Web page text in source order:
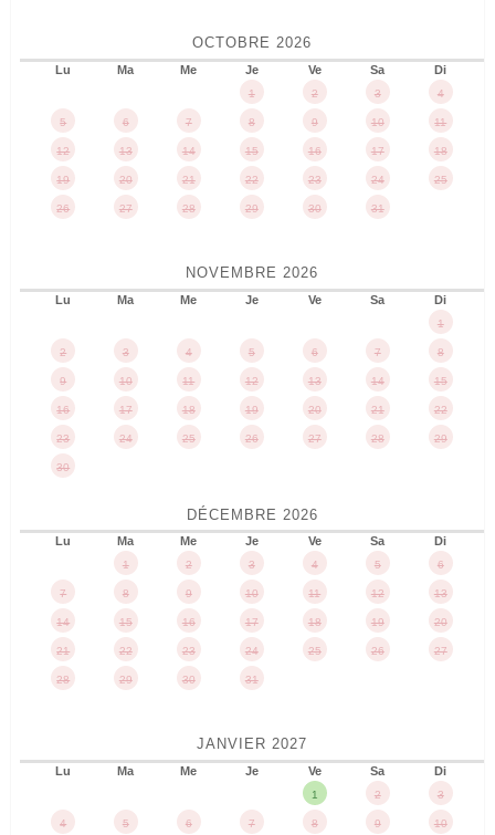
OCTOBRE 2026
Lu Ma Me Je Ve Sa Di
1 2 3 4
5 6 7 8 9 10 11
12 13 14 15 16 17 18
19 20 21 22 23 24 25
26 27 28 29 30 31
NOVEMBRE 2026
Lu Ma Me Je Ve Sa Di
1
2 3 4 5 6 7 8
9 10 11 12 13 14 15
16 17 18 19 20 21 22
23 24 25 26 27 28 29
30
DÉCEMBRE 2026
Lu Ma Me Je Ve Sa Di
1 2 3 4 5 6
7 8 9 10 11 12 13
14 15 16 17 18 19 20
21 22 23 24 25 26 27
28 29 30 31
JANVIER 2027
Lu Ma Me Je Ve Sa Di
1 2 3
4 5 6 7 8 9 10